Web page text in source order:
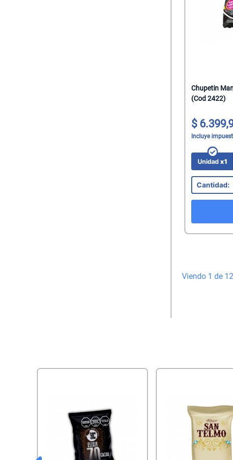
Chupetin
(Cod 2422)
Incluye
Unidadx1
Viendo 1 de